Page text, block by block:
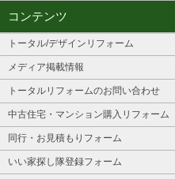
コンテンツ
トータル/デザインリフォーム
メディア掲載情報
トータルリフォームのお問い合わせ
中古住宅・マンション購入リフォーム
同行・お見積もりフォーム
いい家探し隊登録フォーム